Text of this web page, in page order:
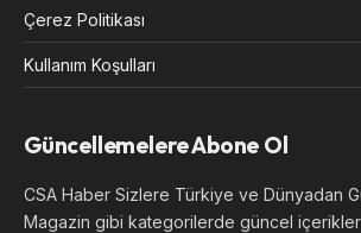
Çerez Politikası
Kullanım Koşulları
Güncellemelere Abone Ol
CSA Haber Sizlere Türkiye ve Dünyadan
Magazin gibi kategorilerde güncel